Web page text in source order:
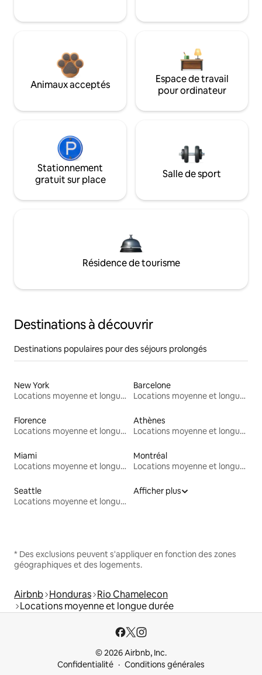
Animaux acceptés
Espace de travail
pour ordinateur
Stationnement
gratuit sur place
Salle de sport
Résidence de tourisme
Destinations à découvrir
Destinations populaires pour des séjours prolongés
New York
Locations moyenne et longue durée
Barcelone
Locations moyenne et longue durée
Florence
Locations moyenne et longue durée
Athènes
Locations moyenne et longue durée
Miami
Locations moyenne et longue durée
Montréal
Locations moyenne et longue durée
Seattle
Locations moyenne et longue durée
Afficher plus
* Des exclusions peuvent s'appliquer en fonction des zones
géographiques et des logements.
Airbnb Honduras Rio Chamelecon
Locations moyenne et longue durée
© 2026 Airbnb, Inc.
Confidentialité
Conditions générales